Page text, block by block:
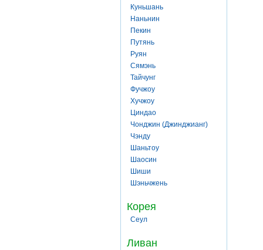
Куньшань
Наньнин
Пекин
Путянь
Руян
Сямэнь
Тайчунг
Фучжоу
Хучжоу
Циндао
Чонджин (Джинджианг)
Чэнду
Шаньтоу
Шаосин
Шиши
Шэньчжень
Корея
Сеул
Ливан